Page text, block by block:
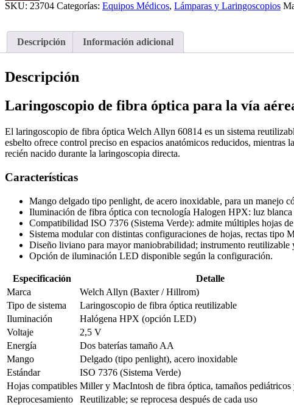
SKU: 23704 Categorías: Equipos Médicos, Lámparas y Laringoscopios
Descripción Información adicional
Descripción
Laringoscopio de fibra óptica para la vía
El laringoscopio de fibra óptica Welch Allyn 60814 es un sistema
esbelto ofrece control preciso en espacios anatómicos reducidos,
recién nacido durante la laringoscopia directa.
Características
Mango delgado tipo penlight, de acero inoxidable, para un manejo
Iluminación de fibra óptica con tecnología Halogen HPX: luz
Compatibilidad ISO 7376 (Sistema Verde): admite múltiples hojas
Sistema modular con distintas configuraciones de hojas, rectas tipo
Diseño liviano para mayor maniobrabilidad; instrumento reutilizable
Opción de iluminación LED disponible según la configuración.
Especificación
Detalle
Marca
Welch Allyn (Baxter / Hillrom)
Tipo de sistema
Laringoscopio de fibra óptica reutilizable
Iluminación
Halógena HPX (opción LED)
Voltaje
2,5 V
Energía
Dos baterías tamaño AA
Mango
Delgado (tipo penlight), acero inoxidable
Estándar
ISO 7376 (Sistema Verde)
Hojas compatibles Miller y MacIntosh de fibra óptica, tamaños pediátricos
Reprocesamiento
Reutilizable; se reprocesa después de cada uso